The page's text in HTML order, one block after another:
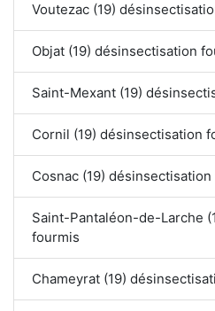
Voutezac (19)
Objat (19) désinsectisation
Saint-Mexant (19)
Cornil (19) désinsectisation
Cosnac (19)
Saint-Pantaléon-de-Larche
fourmis
Chameyrat (19)